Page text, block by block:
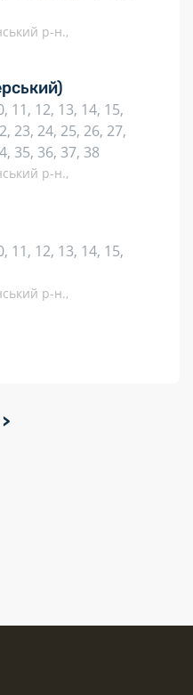
р-н.,
11, 12, 13, 14, 15,
23, 24, 25, 26, 27,
35, 36, 37, 38
р-н.,
11, 12, 13, 14, 15,
р-н.,